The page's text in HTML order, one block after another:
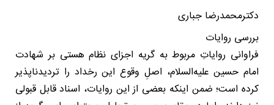
دکترمحمدرضا جباری
بررسی روایات
فراوانی روایاتِ مربوط به گریه اجزای نظام هستی بر شهادت
امام حسین علیه‌السلام، اصلِ وقوع این رخداد را تردیدناپذیر
کرده است؛ ضمن اینکه بعضی از این روایات، اسناد قابل قبولی